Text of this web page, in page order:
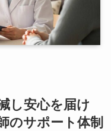
し安心を届け
のサポート体制